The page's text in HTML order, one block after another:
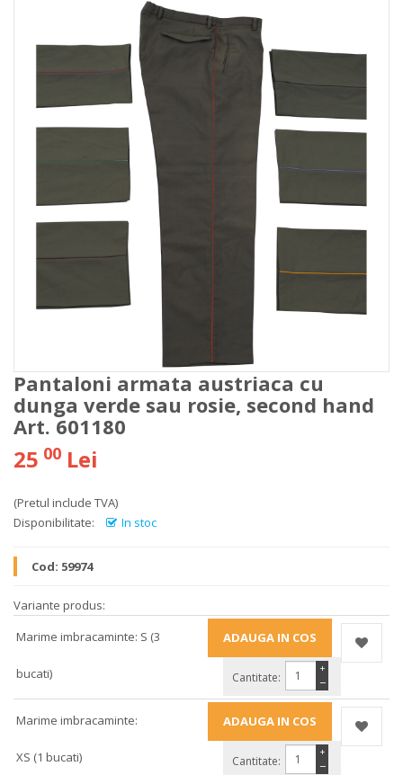
Pantaloni armata austriaca cu
dunga verde sau rosie, second hand
Art. 601180
25 00 Lei
(Pretul include TVA)
Disponibilitate:
In stoc
Cod: 59974
Variante produs:
Marime imbracaminte: S (3
bucati) Cantitate: −
+
Marime imbracaminte:
XS (1 bucati) Cantitate: −
+